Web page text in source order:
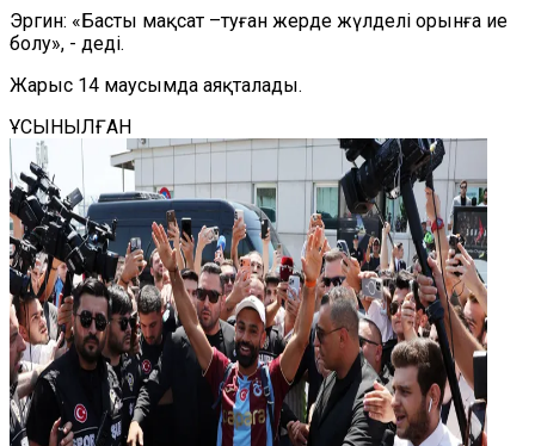
Эргин: «Басты мақсат –туған жерде жүлделі орынға ие
болу», - деді.
Жарыс 14 маусымда аяқталады.
ҰСЫНЫЛҒАН